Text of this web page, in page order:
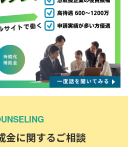
金に関するご相談